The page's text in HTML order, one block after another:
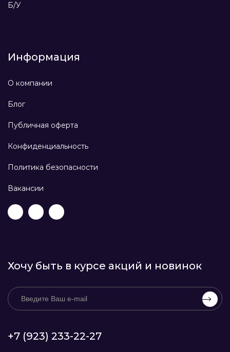
Б/У
Информация
О компании
Блог
Публичная оферта
Конфиденциальность
Политика безопасности
Вакансии
Хочу быть в курсе акций и новинок
+7 (923) 233-22-27